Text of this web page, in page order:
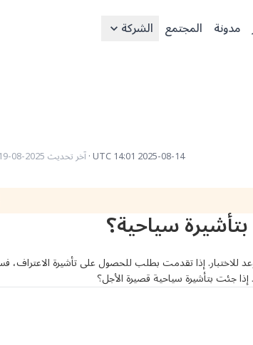
مدونة المجتمع الشركة
2025-08-14 14:01 UTC
·آخر تحديث2025-08-19 12:13 UTC
سياحية؟
إذا جئت بتأشيرة سياحية قصيرة الأجل؟